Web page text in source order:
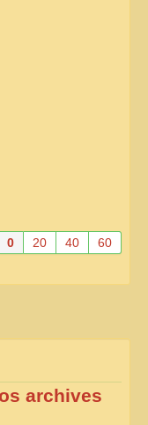
0 20 40 60
archives